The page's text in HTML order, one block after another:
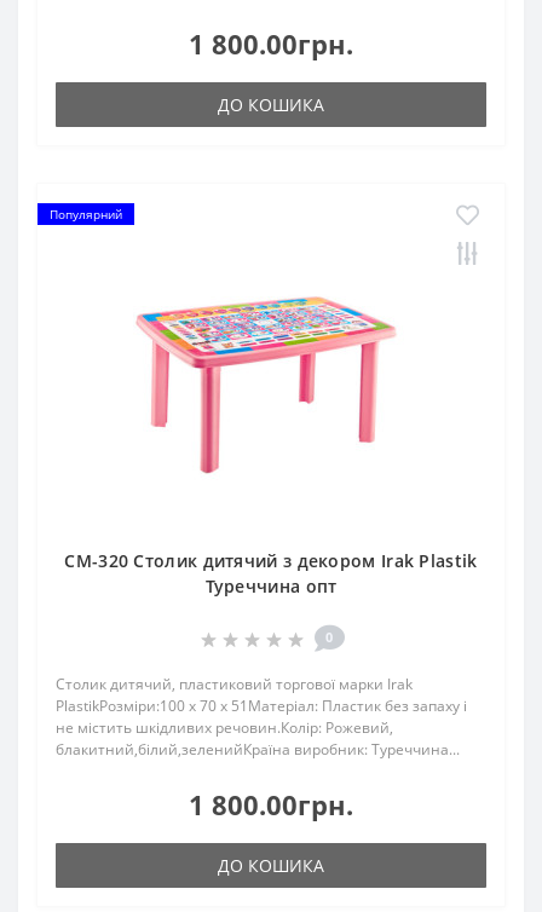
1 800.00грн.
ДО КОШИКА
Популярний
CM-320 Столик дитячий з декором Irak Plastik
Туреччина опт
0
Столик дитячий, пластиковий торгової марки Irak
PlastikРозміри:100 x 70 x 51Матеріал: Пластик без запаху і
не містить шкідливих речовин.Колір: Рожевий,
блакитний,білий,зеленийКраїна виробник: Туреччина...
1 800.00грн.
ДО КОШИКА